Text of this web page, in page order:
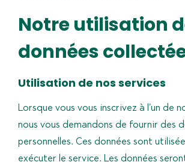
Notre utilisation
données
Utilisation de nos services
Lorsque vous vous inscrivez à l’un de
nous vous demandons de fournir des
personnelles. Ces données sont
exécuter le service. Les données